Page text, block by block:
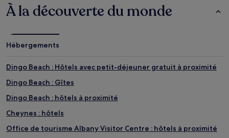
À la découverte du monde
Hébergements
Dingo Beach : Hôtels avec petit-déjeuner gratuit à proximité
Dingo Beach : Gîtes
Dingo Beach : hôtels à proximité
Cheynes : hôtels
Office de tourisme Albany Visitor Centre : hôtels à proximité